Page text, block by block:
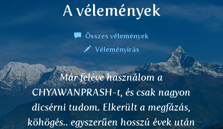
A vélemények
Összes vélemények
Véleményírás
I am a medical doctor in Prague, Czech
Republic. I work at a university hospital.
Thanks to Everest Ayurveda company I
had the opportunity to see or to hear of